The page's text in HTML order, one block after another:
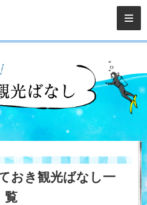
おき観光ばなし一
覧